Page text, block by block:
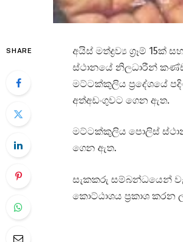
SHARE
අයිස් මත්ද්‍රව්‍ය ග්‍රෑම්
ස්ථානයේ නිලධාරීන්
මට්ටක්කුලිය ප්‍රදේශයේ
අත්අඩංගුවට ගෙන ඇත.
මට්ටක්කුලිය පොලිස්
ගෙන ඇත.
සැකකරු සම්බන්ධයෙන්
කොට්ඨාශය ප්‍රකාශ කරන